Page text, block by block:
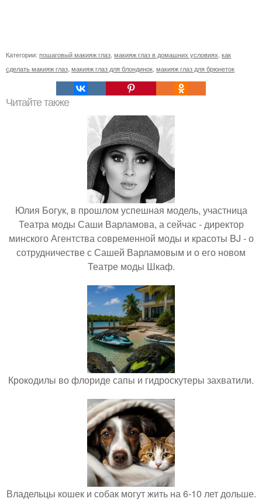
Категории: пошаговый макияж глаз макияж глаз в домашних условиях как
сделать макияж глаз макияж глаз для блондинок макияж глаз для брюнеток
Читайте также
Юлия Богук, в прошлом успешная модель, участница
Театра моды Саши Варламова, а сейчас - директор
минского Агентства современной моды и красоты BJ - о
сотрудничестве с Сашей Варламовым и о его новом
Театре моды Шкаф.
Крокодилы во флориде сапы и гидроскутеры захватили.
Владельцы кошек и собак могут жить на 6-10 лет дольше.